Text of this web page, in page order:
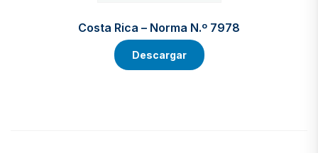
Costa Rica – Norma N.º 7978
Descargar